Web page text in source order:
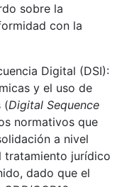
sobre la
con la
Digital (DSI):
y el uso de
(Digital Sequence
normativos que
a nivel
tratamiento jurídico
dado que el